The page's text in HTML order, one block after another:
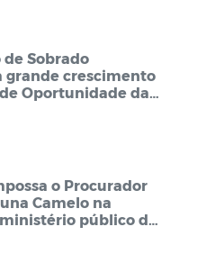
Sobrado
grande crescimento
Oportunidade da
– IOEB.
o Procurador
Camelo na
público de